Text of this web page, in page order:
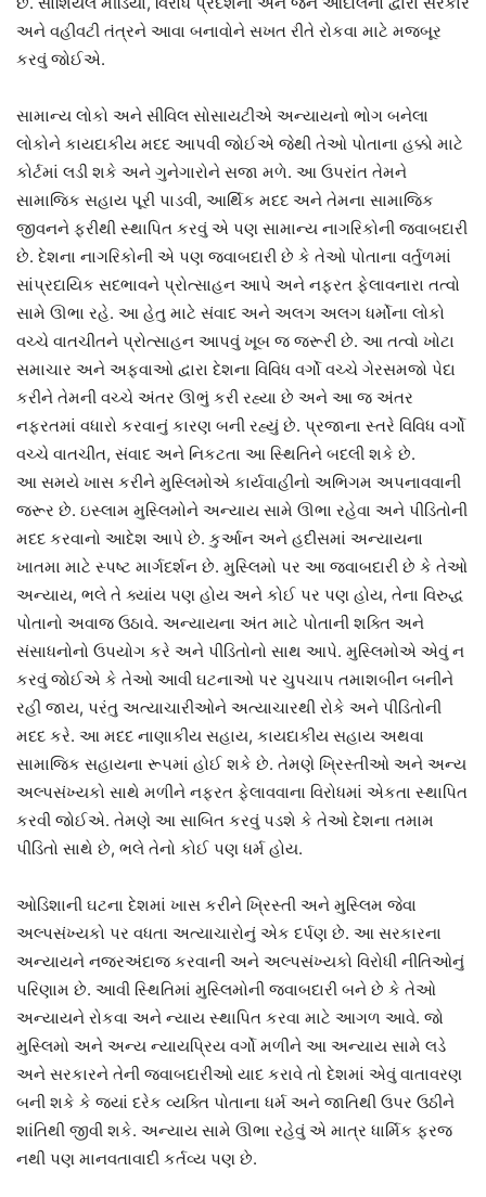
અને વહીવટી તંત્રને આવા બનાવોને સખત રીતે રોકવા માટે મજબૂર
કરવું જોઈએ.
સામાન્ય લોકો અને સીવિલ સોસાયટીએ અન્યાયનો ભોગ બનેલા
લોકોને કાયદાકીય મદદ આપવી જોઈએ જેથી તેઓ પોતાના હક્કો માટે
કોર્ટમાં લડી શકે અને ગુનેગારોને સજા મળે. આ ઉપરાંત તેમને
સામાજિક સહાય પૂરી પાડવી, આર્થિક મદદ અને તેમના સામાજિક
જીવનને ફરીથી સ્થાપિત કરવું એ પણ સામાન્ય નાગરિકોની જવાબદારી
છે. દેશના નાગરિકોની એ પણ જવાબદારી છે કે તેઓ પોતાના વર્તુળમાં
સાંપ્રદાયિક સદભાવને પ્રોત્સાહન આપે અને નફરત ફેલાવનારા તત્વો
સામે ઊભા રહે. આ હેતુ માટે સંવાદ અને અલગ અલગ ધર્મોના લોકો
વચ્ચે વાતચીતને પ્રોત્સાહન આપવું ખૂબ જ જરૂરી છે. આ તત્વો ખોટા
સમાચાર અને અફવાઓ દ્વારા દેશના વિવિધ વર્ગો વચ્ચે ગેરસમજો પેદા
કરીને તેમની વચ્ચે અંતર ઊભું કરી રહ્યા છે અને આ જ અંતર
નફરતમાં વધારો કરવાનું કારણ બની રહ્યું છે. પ્રજાના સ્તરે વિવિધ વર્ગો
વચ્ચે વાતચીત, સંવાદ અને નિકટતા આ સ્થિતિને બદલી શકે છે.
આ સમયે ખાસ કરીને મુસ્લિમોએ કાર્યવાહીનો અભિગમ અપનાવવાની
જરૂર છે. ઇસ્લામ મુસ્લિમોને અન્યાય સામે ઊભા રહેવા અને પીડિતોની
મદદ કરવાનો આદેશ આપે છે. કુર્આન અને હદીસમાં અન્યાયના
ખાતમા માટે સ્પષ્ટ માર્ગદર્શન છે. મુસ્લિમો પર આ જવાબદારી છે કે તેઓ
અન્યાય, ભલે તે ક્યાંય પણ હોય અને કોઈ પર પણ હોય, તેના વિરુદ્ધ
પોતાનો અવાજ ઉઠાવે. અન્યાયના અંત માટે પોતાની શક્તિ અને
સંસાધનોનો ઉપયોગ કરે અને પીડિતોનો સાથ આપે. મુસ્લિમોએ એવું ન
કરવું જોઈએ કે તેઓ આવી ઘટનાઓ પર ચુપચાપ તમાશબીન બનીને
રહી જાય, પરંતુ અત્યાચારીઓને અત્યાચારથી રોકે અને પીડિતોની
મદદ કરે. આ મદદ નાણાકીય સહાય, કાયદાકીય સહાય અથવા
સામાજિક સહાયના રૂપમાં હોઈ શકે છે. તેમણે ખ્રિસ્તીઓ અને અન્ય
અલ્પસંખ્યકો સાથે મળીને નફરત ફેલાવવાના વિરોધમાં એકતા સ્થાપિત
કરવી જોઈએ. તેમણે આ સાબિત કરવું પડશે કે તેઓ દેશના તમામ
પીડિતો સાથે છે, ભલે તેનો કોઈ પણ ધર્મ હોય.
ઓડિશાની ઘટના દેશમાં ખાસ કરીને ખ્રિસ્તી અને મુસ્લિમ જેવા
અલ્પસંખ્યકો પર વધતા અત્યાચારોનું એક દર્પણ છે. આ સરકારના
અન્યાયને નજરઅંદાજ કરવાની અને અલ્પસંખ્યકો વિરોધી નીતિઓનું
પરિણામ છે. આવી સ્થિતિમાં મુસ્લિમોની જવાબદારી બને છે કે તેઓ
અન્યાયને રોકવા અને ન્યાય સ્થાપિત કરવા માટે આગળ આવે. જો
મુસ્લિમો અને અન્ય ન્યાયપ્રિય વર્ગો મળીને આ અન્યાય સામે લડે
અને સરકારને તેની જવાબદારીઓ યાદ કરાવે તો દેશમાં એવું વાતાવરણ
બની શકે કે જ્યાં દરેક વ્યક્તિ પોતાના ધર્મ અને જાતિથી ઉપર ઉઠીને
શાંતિથી જીવી શકે. અન્યાય સામે ઊભા રહેવું એ માત્ર ધાર્મિક ફરજ
નથી પણ માનવતાવાદી કર્તવ્ય પણ છે.